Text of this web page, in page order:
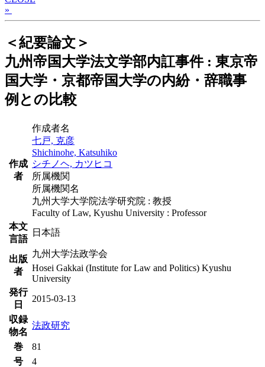
»
＜紀要論文＞
九州帝国大学法文学部内訌事件 : 東京帝
国大学・京都帝国大学の内紛・辞職事
例との比較
作成
者
作成者名
七戸, 克彦
Shichinohe, Katsuhiko
シチノヘ, カツヒコ
所属機関
所属機関名
九州大学大学院法学研究院 : 教授
Faculty of Law, Kyushu University : Professor
本文
言語
日本語
出版
者
九州大学法政学会
Hosei Gakkai (Institute for Law and Politics) Kyushu
University
発行
日
2015-03-13
収録
物名
法政研究
巻
81
号
4